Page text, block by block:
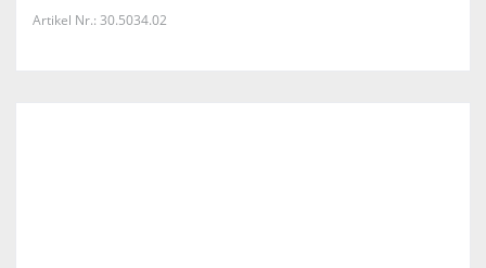
Artikel Nr.: 30.5034.02